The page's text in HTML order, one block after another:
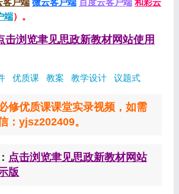
客户端 微云客户端 百度云客户端 和彩云
端）。
击浏览聿见思政新教材网站使用
优质课 教案 教学设计 议题式
修优质课课堂实录视频，如需
：yjsz202409。
点击浏览聿见思政新教材网站
版